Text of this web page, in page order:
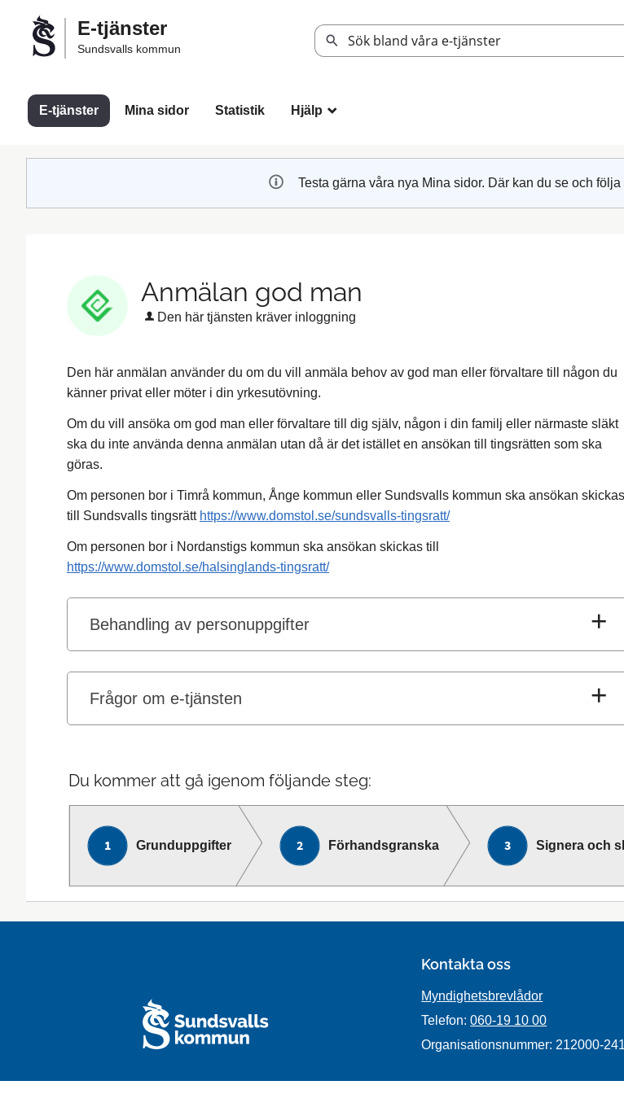
Välkommen
Sundsvalls
tjänster
E-tjänster
Sundsvalls kommun
E-tjänster Mina sidor Statistik Hjälp _
Testa gärna våra nya Mina sidor. Där kan du se och
Anmälan god man
Den här tjänsten kräver inloggning
Den här anmälan använder du om du vill anmäla behov av god man eller förvaltare till någon du
känner privat eller möter i din yrkesutövning.
Om du vill ansöka om god man eller förvaltare till dig själv, någon i din familj eller närmaste släkt
ska du inte använda denna anmälan utan då är det istället en ansökan till tingsrätten som ska
göras.
Om personen bor i Timrå kommun, Ånge kommun eller Sundsvalls kommun ska ansökan skickas
till Sundsvalls tingsrätt https://www.domstol.se/sundsvalls-tingsratt/
Om personen bor i Nordanstigs kommun ska ansökan skickas till
https://www.domstol.se/halsinglands-tingsratt/
Behandling av personuppgifter
Frågor om e-tjänsten
Du kommer att gå igenom följande steg:
Grunduppgifter Förhandsgranska Signera och
Kontakta oss
Myndighetsbrevlådor
Telefon:060-19 10 00
Organisationsnummer: 212000-